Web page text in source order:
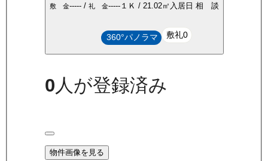
敷 金----- /礼 金----- １Ｋ / 21.02㎡ 入居日相 談
360°パノラマ 敷礼0
0人が登録済み
物件画像を見る